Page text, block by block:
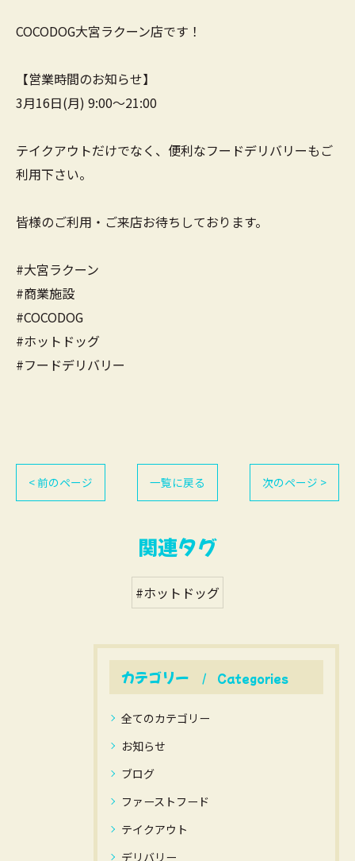
COCODOG大宮ラクーン店です！
【営業時間のお知らせ】
3月16日(月) 9:00～21:00
テイクアウトだけでなく、便利なフードデリバリーもご
利用下さい。
皆様のご利用・ご来店お待ちしております。
#大宮ラクーン
#商業施設
#COCODOG
#ホットドッグ
#フードデリバリー
< 前のページ 一覧に戻る 次のページ >
関連タグ
#ホットドッグ
カテゴリー Categories
全てのカテゴリー
お知らせ
ブログ
ファーストフード
テイクアウト
デリバリー